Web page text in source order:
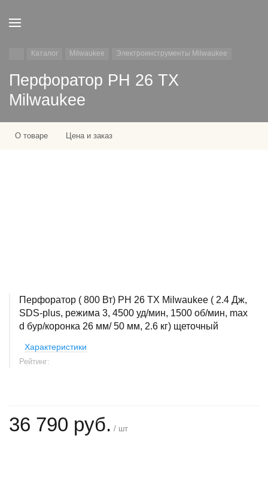
Каталог Milwaukee Электроинструменты Milwaukee
Перфоратор PH 26 TX
Milwaukee
О товаре Цена и заказ
Перфоратор ( 800 Вт) PH 26 TX Milwaukee ( 2.4 Дж,
SDS-plus, режима 3, 4500 уд/мин, 1500 об/мин, max
d бур/коронка 26 мм/ 50 мм, 2.6 кг) щеточный
Характеристики
Рейтинг:
36 790 руб. / шт